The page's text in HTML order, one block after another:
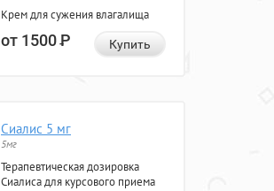
Крем для сужения влагалища
от 1500Р Купить
Сиалис 5 мг
5мг
Терапевтическая дозировка
Сиалиса для курсового приема